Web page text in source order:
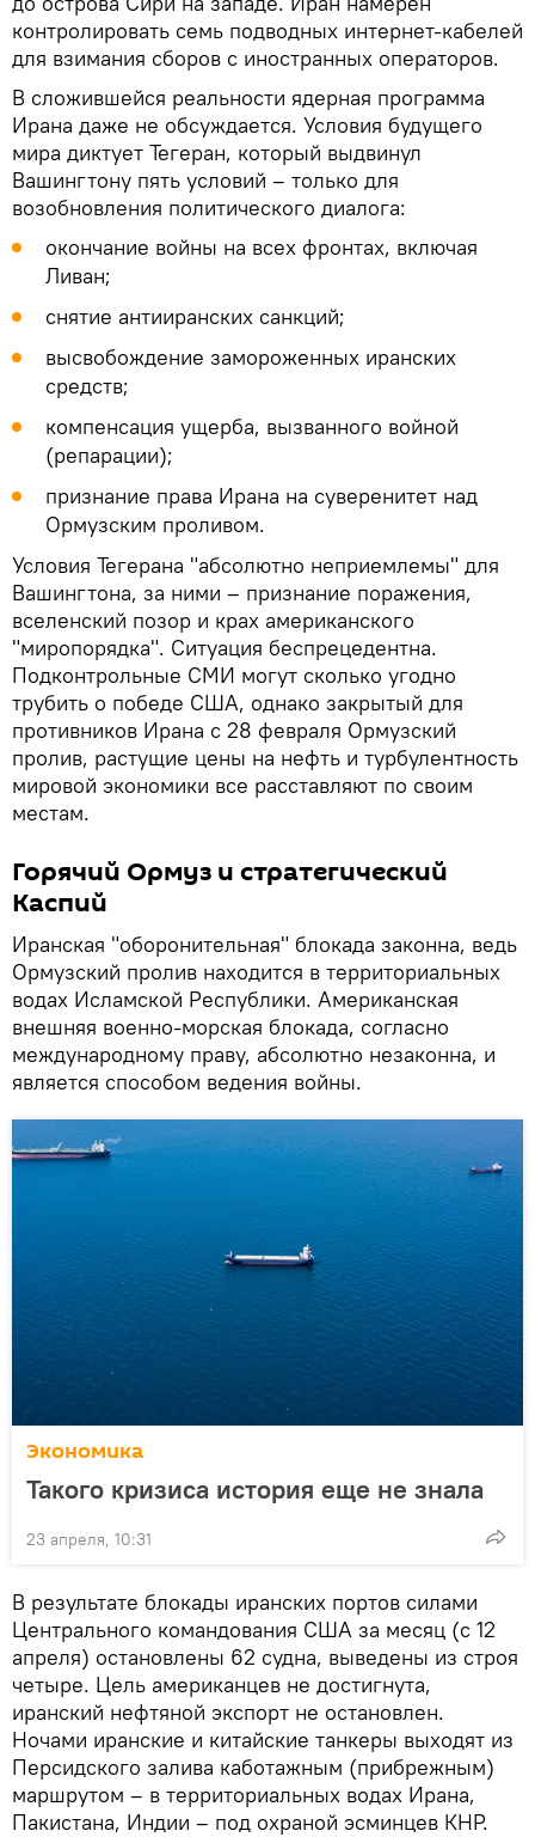
контролировать семь подводных интернет-кабелей
для взимания сборов с иностранных операторов.
В сложившейся реальности ядерная программа
Ирана даже не обсуждается. Условия будущего
мира диктует Тегеран, который выдвинул
Вашингтону пять условий – только для
возобновления политического диалога:
окончание войны на всех фронтах, включая
Ливан;
снятие антииранских санкций;
высвобождение замороженных иранских
средств;
компенсация ущерба, вызванного войной
(репарации);
признание права Ирана на суверенитет над
Ормузским проливом.
Условия Тегерана "абсолютно неприемлемы" для
Вашингтона, за ними – признание поражения,
вселенский позор и крах американского
"миропорядка". Ситуация беспрецедентна.
Подконтрольные СМИ могут сколько угодно
трубить о победе США, однако закрытый для
противников Ирана с 28 февраля Ормузский
пролив, растущие цены на нефть и турбулентность
мировой экономики все расставляют по своим
местам.
Горячий Ормуз и стратегический
Каспий
Иранская "оборонительная" блокада законна, ведь
Ормузский пролив находится в территориальных
водах Исламской Республики. Американская
внешняя военно-морская блокада, согласно
международному праву, абсолютно незаконна, и
является способом ведения войны.
Экономика
Такого кризиса история еще не знала
23 апреля, 10:31
В результате блокады иранских портов силами
Центрального командования США за месяц (с 12
апреля) остановлены 62 судна, выведены из строя
четыре. Цель американцев не достигнута,
иранский нефтяной экспорт не остановлен.
Ночами иранские и китайские танкеры выходят из
Персидского залива каботажным (прибрежным)
маршрутом – в территориальных водах Ирана,
Пакистана, Индии – под охраной эсминцев КНР.